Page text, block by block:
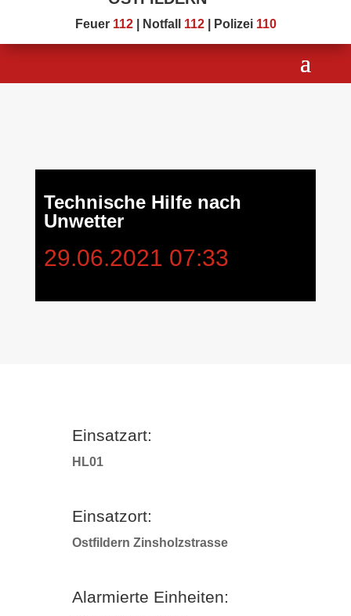
Feuer 112| Notfall 112| Polizei 110
Technische Hilfe nach
Unwetter
29.06.2021 07:33
Einsatzart:
HL01
Einsatzort:
Ostfildern Zinsholzstrasse
Alarmierte Einheiten: